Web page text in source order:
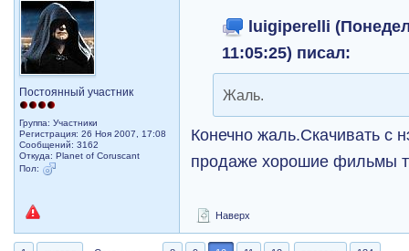
Постоянный участник
Группа: Участники
Регистрация: 26 Ноя 2007, 17:08
Сообщений: 3162
Откуда: Planet of Coruscant
Пол:
luigiperelli
11:05:25) писал:
Жаль.
Конечно жаль.Скачивать с
продаже хорошие фильмы
Наверх